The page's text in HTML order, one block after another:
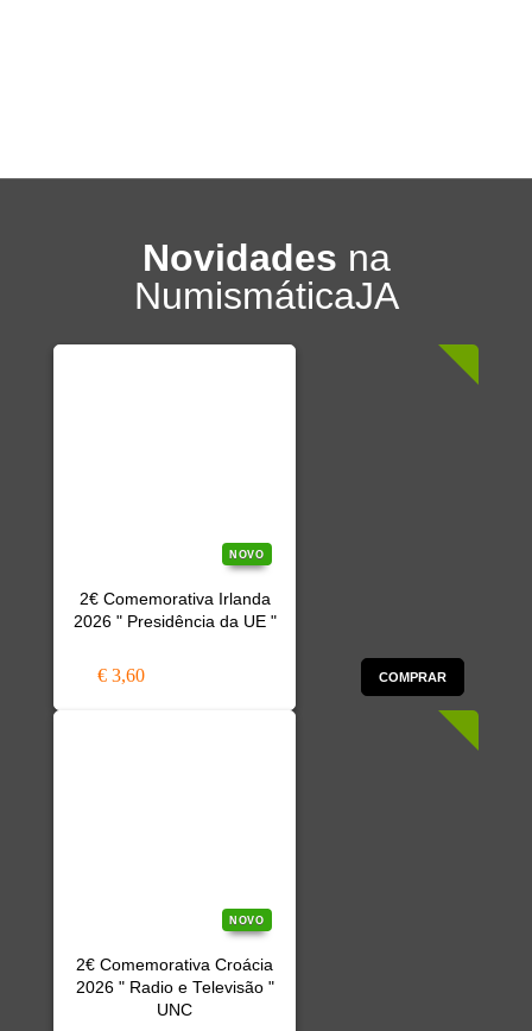
Novidades na
NumismáticaJA
NOVO
2€ Comemorativa Irlanda
2026 " Presidência da UE "
€ 3,60 COMPRAR
NOVO
2€ Comemorativa Croácia
2026 " Radio e Televisão "
UNC